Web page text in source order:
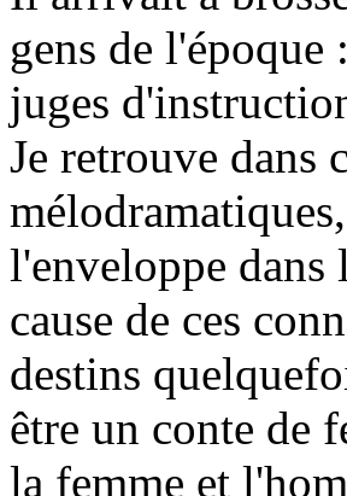
gens de l'époque
juges
Je retrouve dans
l'enveloppe dans
cause de ces
destins
être un conte de
la femme et